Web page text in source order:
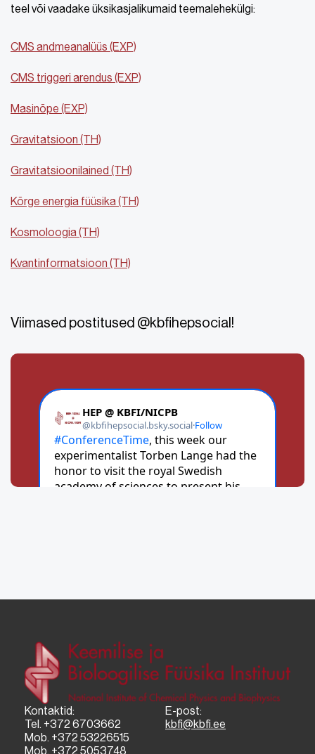
teel või vaadake üksikasjalikumaid teemalehekülgi:
CMS andmeanalüüs (EXP)
CMS triggeri arendus (EXP)
Masinõpe (EXP)
Gravitatsioon (TH)
Gravitatsioonilained (TH)
Kõrge energia füüsika (TH)
Kosmoloogia (TH)
Kvantinformatsioon (TH)
Viimased postitused @kbfihepsocial!
Kontaktid:
Tel. +372 6703662
Mob. +372 53226515
Mob. +372 5053748
E-post:
kbfi@kbfi.ee